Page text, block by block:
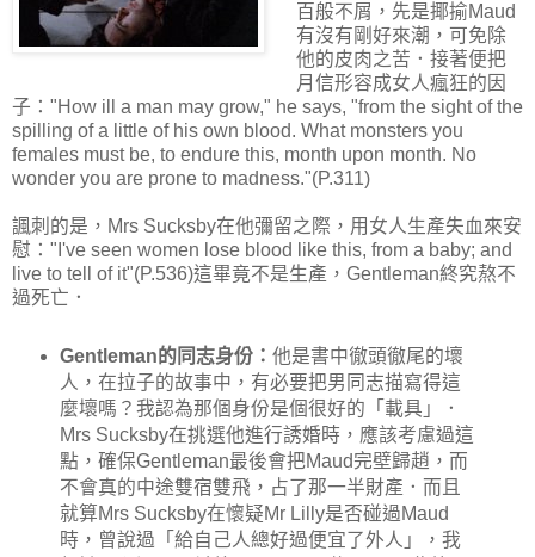
百般不屑，先是揶揄Maud
有沒有剛好來潮，可免除
他的皮肉之苦．接著便把
月信形容成女人瘋狂的因
子："How ill a man may grow," he says, "from the sight of the
spilling of a little of his own blood. What monsters you
females must be, to endure this, month upon month. No
wonder you are prone to madness."(P.311)
諷刺的是，Mrs Sucksby在他彌留之際，用女人生產失血來安
慰："I've seen women lose blood like this, from a baby; and
live to tell of it"(P.536)這畢竟不是生產，Gentleman終究熬不
過死亡．
Gentleman的同志身份： 他是書中徹頭徹尾的壞
人，在拉子的故事中，有必要把男同志描寫得這
麼壞嗎？我認為那個身份是個很好的「載具」．
Mrs Sucksby在挑選他進行誘婚時，應該考慮過這
點，確保Gentleman最後會把Maud完壁歸趙，而
不會真的中途雙宿雙飛，占了那一半財產．而且
就算Mrs Sucksby在懷疑Mr Lilly是否碰過Maud
時，曾說過「給自己人總好過便宜了外人」，我